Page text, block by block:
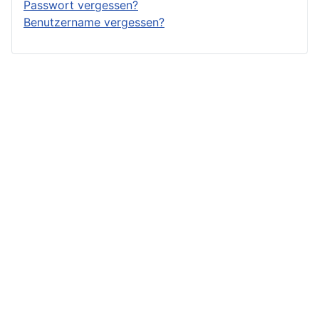
Passwort vergessen?
Benutzername vergessen?